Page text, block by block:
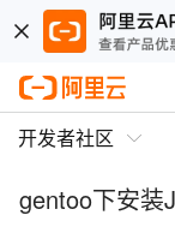
开发者社区
gentoo下安装